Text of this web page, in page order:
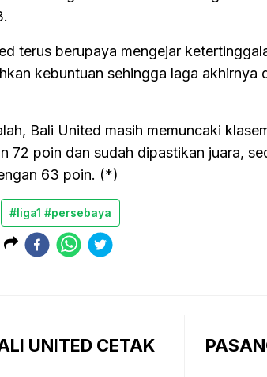
terus berupaya mengejar
kebuntuan sehingga laga
Bali United masih memuncaki
72 poin dan sudah dipastikan juara,
63 poin. (*)
#liga1 #persebaya
UNITED CETAK